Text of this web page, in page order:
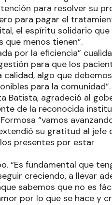
para resolver su
para pagar el
el espíritu solidario que
menos tienen”.
por la eficiencia”
para que los
algo que
para la comunidad”.
Batista, agradeció al
de la reconocida
“vamos
su gratitud al jefe
presentes por estar
“Es fundamental que
creciendo, a llevar
sabemos que no es
por lo que se hace y